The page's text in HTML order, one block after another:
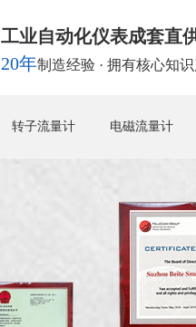
工业自动化仪表成套直
20年制造经验 · 拥有核心知
转子流量计 电磁流量计